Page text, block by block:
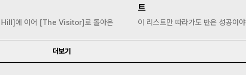
에 이어 [The Visitor]로 돌아온
트
이 리스트만 따라가도 반은 성공이야
더보기